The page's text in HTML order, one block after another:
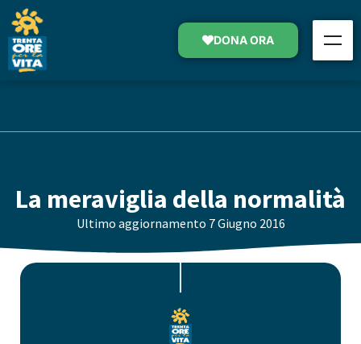
DONA ORA
La meraviglia della normalità
Ultimo aggiornamento 7 Giugno 2016